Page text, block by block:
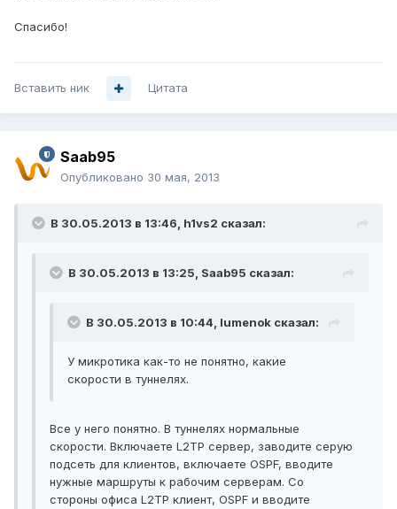
Спасибо!
Вставить ник Цитата
Saab95
Опубликовано 30 мая, 2013
В 30.05.2013 в 13:46, h1vs2 сказал:
В 30.05.2013 в 13:25, Saab95 сказал:
В 30.05.2013 в 10:44, lumenok сказал:
У микротика как-то не понятно, какие
скорости в туннелях.
Все у него понятно. В туннелях нормальные
скорости. Включаете L2TP сервер, заводите серую
подсеть для клиентов, включаете OSPF, вводите
нужные маршруты к рабочим серверам. Со
стороны офиса L2TP клиент, OSPF и вводите